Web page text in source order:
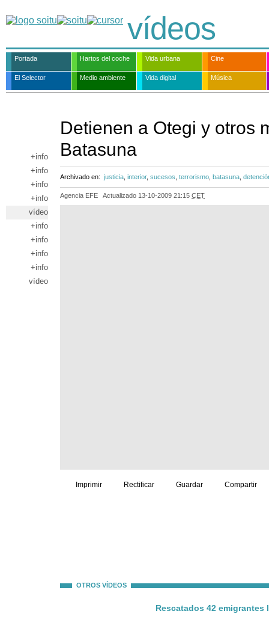
vídeos
Portada Hartos del coche Vida urbana Cine
El Selector Medio ambiente Vida digital Música
+info
+info
+info
+info
vídeo
+info
+info
+info
+info
vídeo
Detienen a Otegi y otros
Batasuna
Archivado en: justicia interior, sucesos terrorismo batasuna
Agencia EFE Actualizado 13-10-2009 21:15 CET
Imprimir Rectificar Guardar Compartir
OTROS VÍDEOS
Rescatados 42